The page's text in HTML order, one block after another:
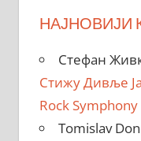
НАЈНОВИЈИ
Стефан
Стижу Дивље
Rock Symphony
Tomislav